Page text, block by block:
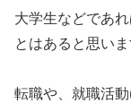
大学生などであ
とはあると思いま
転職や、就職活